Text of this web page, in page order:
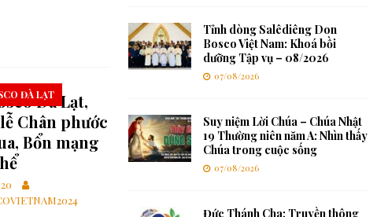
ĐÀ LẠTĐà Lạt,
Chân phước
Bổn mạng
Tỉnh dòng Salêdiêng Don
Bosco Việt Nam: Khoá bồi
dưỡng Tập vụ – 08/2026
07/08/2026
Suy niệm Lời Chúa – Chúa Nhật
19 Thường niên năm A: Nhìn thấy
Chúa trong cuộc sống
07/08/2026
Đức Thánh Cha: Truyền thông